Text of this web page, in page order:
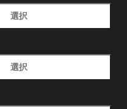
選択
選択